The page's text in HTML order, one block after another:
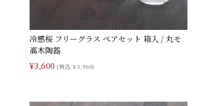
冷感桜 フリーグラス ペアセット 箱入 / 丸モ
高木陶器
¥3,600 (税込 ¥3,960)